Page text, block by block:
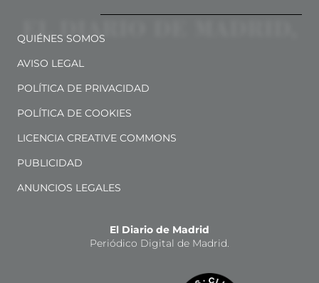
QUIÉNES SOMOS
AVISO LEGAL
POLÍTICA DE PRIVACIDAD
POLÍTICA DE COOKIES
LICENCIA CREATIVE COMMONS
PUBLICIDAD
ANUNCIOS LEGALES
El Diario de Madrid
Periódico Digital de Madrid.